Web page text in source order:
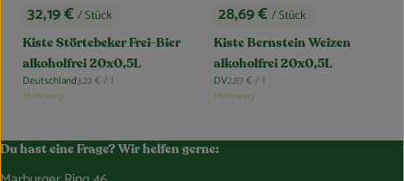
, Preis:
32,19 €/ Stück
Kiste Störtebeker Frei-Bier
alkoholfrei 20x0,5L
, Herkunft:
Deutschland, Referenzpreis:
3,22 € / l
Mehrweg
, Preis:
28,69 €/ Stück
Kiste Bernstein Weizen
alkoholfrei 20x0,5L
, Herkunft:
DV, Referenzpreis:
2,87 € / l
Mehrweg
Du hast eine Frage? Wir helfen gerne: